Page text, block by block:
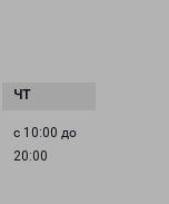
с 10:00 до
20:00